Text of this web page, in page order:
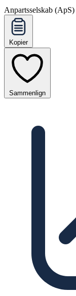
Anpartsselskab (ApS)
Kopier
Sammenlign